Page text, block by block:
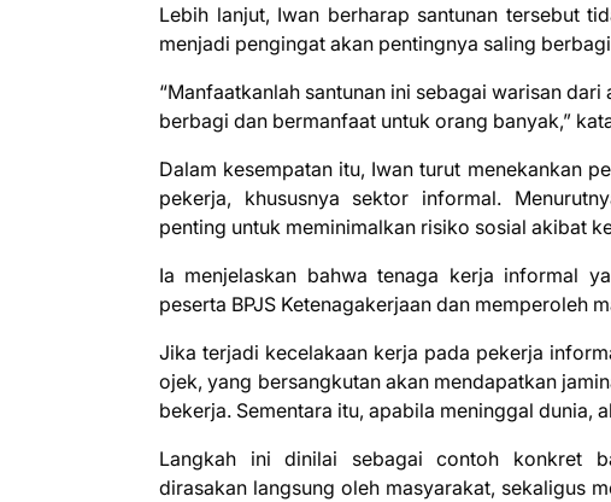
Lebih lanjut, Iwan berharap santunan tersebut
menjadi pengingat akan pentingnya saling
“Manfaatkanlah santunan ini sebagai warisan
berbagi dan bermanfaat untuk orang banyak,”
Dalam kesempatan itu, Iwan turut menekankan
pekerja, khususnya sektor informal.
penting untuk meminimalkan risiko sosial akibat
Ia menjelaskan bahwa tenaga kerja informal
peserta BPJS Ketenagakerjaan dan memperoleh
Jika terjadi kecelakaan kerja pada pekerja
ojek, yang bersangkutan akan mendapatkan
bekerja. Sementara itu, apabila meninggal dunia,
Langkah ini dinilai sebagai contoh konkret
dirasakan langsung oleh masyarakat, sekaligus